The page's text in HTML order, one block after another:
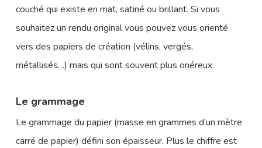
couché qui existe en mat, satiné ou brillant. Si vous
souhaitez un rendu original vous pouvez vous orienté
vers des papiers de création (vélins, vergés,
métallisés…) mais qui sont souvent plus onéreux.
Le grammage
Le grammage du papier (masse en grammes d’un mètre
carré de papier) défini son épaisseur. Plus le chiffre est